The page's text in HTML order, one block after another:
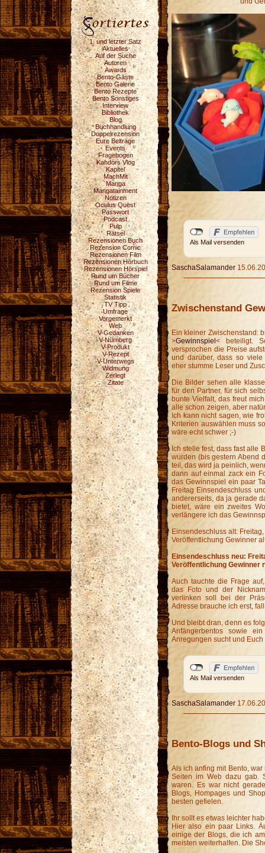
1. und letzter Satz
Aktuelles
Auf der Suche
Autoren
Awards
Bento-Gäste
Bento Galerie
Bento Rezepte
Bento Sonstiges
Interview
Bibliothek
Blog
Buchhandlung
Doppelrezension
Eure Beiträge
Events
Fragebogen
Kahdors Vlog
Kapitel
MachMit
Manga
Mangatainment
Notizen
Oculus Quest
Passwort
Podcast
Pulp
Rätsel
Rezensionen Buch
Rezension Comic
Rezensionen Film
Rezensionen Hörbuch
Rezensionen Hörspiel
Rund um Bücher
Rund um Filme
Rezension Spiele
Statistik
TV Tipp
Umfrage
Vorgemerkt
Web
V-Gedanken
V-Nürnberg
V-Produkt
V-Rezept
V-Unterwegs
Widmung
Zerlegt
Zitate
Als Mail versenden
SaschaSalamander
Zwischenstand
Ein kleiner Zwischenstand:
>Gewinnspiel < beteiligt.
versprochen die Preise
und darüber, dass so
eher stumme Leser und
Die Bilder sehen alle
für den Partner, für sich
bunte Vielfalt, das freut
alle schon zeigen, aber
Ich kann nicht sagen, wie
Kriterien auswählen muss
wäre echt schwer ;-)
Ich stelle fest, dass fast alle
wurden (bis gestern Abend
teil, das wird ja peinlich,
dann auf einmal zack ein
das Gewinnspiel ein paar
Freitag Einsendeschluss
andererseits, da ja gerade
bietet, wäre ein zweites
verlängere ich das
Einsendeschluss alt:
Veröffentlichung Gewinner
Einsendeschluss neu:
Veröffentlichung Gewinner
Auch tauchte die Frage
das Foto und der
verlinken soll bei der
Adresse brauche ich erst,
Und bleibt dran, denn es
Anfängerbentos sowie
Anregungen sucht und
Als Mail versenden
SaschaSalamander
Bento-Blogs und
Als ich anfing mit Bento,
Seiten im Web dazu gab.
waren. Es war nicht
Blogs, Hompages und
besten gefielen.
Ihr sollt es etwas leichter
Hier also ein paar Links.
einige der Blogs, die ich
meisten weiterhalfen. Die